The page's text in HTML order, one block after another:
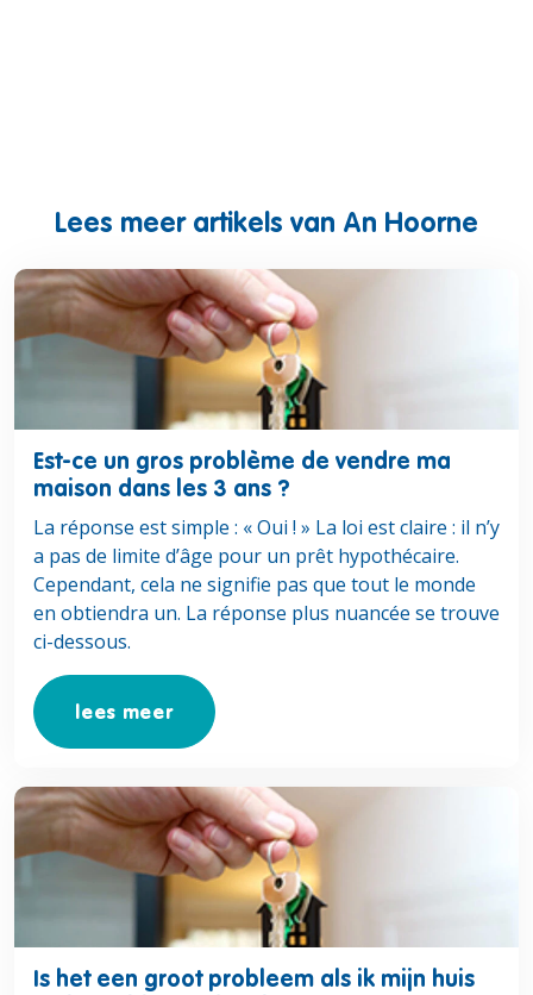
Lees meer artikels van An Hoorne
Lees meer over Est-ce un gros problème de vendre ma
Est-ce un gros problème de vendre ma
maison dans les 3 ans ?
La réponse est simple : « Oui ! » La loi est claire : il n’y
a pas de limite d’âge pour un prêt hypothécaire.
Cependant, cela ne signifie pas que tout le monde
en obtiendra un. La réponse plus nuancée se trouve
ci-dessous.
lees meer
Lees meer over Is het een groot probleem als ik mijn
Is het een groot probleem als ik mijn huis